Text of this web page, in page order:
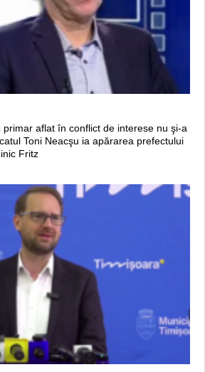
primar aflat în conflict de interese nu şi-a
Toni Neacşu ia apărarea prefectului
Fritz